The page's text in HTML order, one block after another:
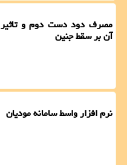
مصرف دود دست دوم و تاثیر
آن بر سقط جنین
نرم افزار واسط سامانه مودیان